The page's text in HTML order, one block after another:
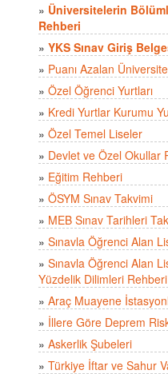
» Üniversitelerin
Rehberi
» YKS Sınav Giriş
» Puanı Azalan
» Özel Öğrenci Yurtları
» Kredi Yurtlar Kurumu
» Özel Temel Liseler
» Devlet ve Özel Okullar
» Eğitim Rehberi
» ÖSYM Sınav Takvimi
» MEB Sınav Tarihleri
» Sınavla Öğrenci Alan
» Sınavla Öğrenci Alan
Yüzdelik Dilimleri Rehberi
» Araç Muayene
» İllere Göre Deprem
» Askerlik Şubeleri
» Türkiye İftar ve Sahur